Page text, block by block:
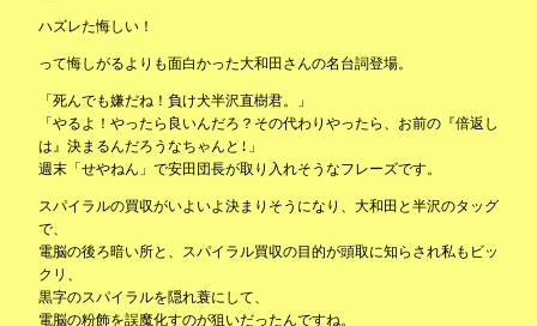
ハズレた悔しい！
って悔しがるよりも面白かった大和田さんの名台詞登場。
「死んでも嫌だね！負け犬半沢直樹君。」
「やるよ！やったら良いんだろ？その代わりやったら、お前の『倍返し
は』決まるんだろうなちゃんと!」
週末「せやねん」で安田団長が取り入れそうなフレーズです。
スパイラルの買収がいよいよ決まりそうになり、大和田と半沢のタッグ
で、
電脳の後ろ暗い所と、スパイラル買収の目的が頭取に知らされ私もビッ
クリ、
黒字のスパイラルを隠れ蓑にして、
電脳の粉飾を誤魔化すのが狙いだったんですね。